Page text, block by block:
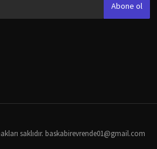
Abone ol
saklıdır. baskabirevrende01@gmail.com